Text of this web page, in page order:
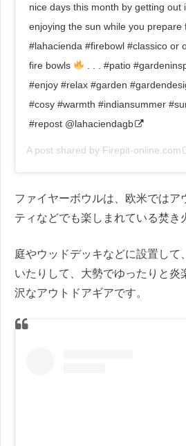
nice days this month by getting out
enjoying the sun while you prepare
#lahacienda #firebowl #classico or
fire bowls
. . . #patio
#enjoy #relax #garden
#cosy #warmth #indiansummer
#repost @lahaciendagb
A post shared by Firepit-online.com
ファイヤーボウルは、欧米ではア
ティなどでも楽しまれている焚き
庭やウッドデッキなどに設置して
いたりして、大勢でゆったりと炎
沢なアウトドアギアです。